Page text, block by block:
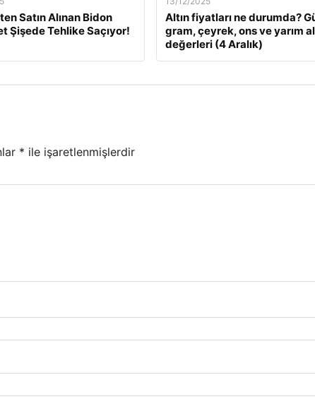
Satın Alınan Bidon
Şişede Tehlike Saçıyor!
Altın fiyatları ne durumda?
gram, çeyrek, ons ve yarım
değerleri (4 Aralık)
* ile işaretlenmişlerdir